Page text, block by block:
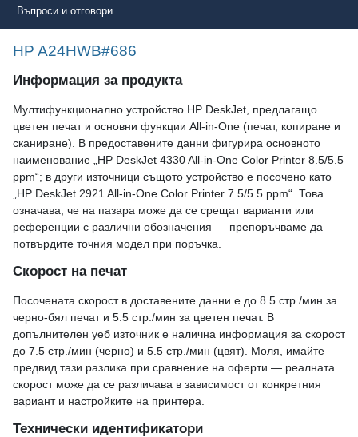
Въпроси и отговори
HP A24HWB#686
Информация за продукта
Мултифункционално устройство HP DeskJet, предлагащо
цветен печат и основни функции All‑in‑One (печат, копиране и
сканиране). В предоставените данни фигурира основното
наименование „HP DeskJet 4330 All-in-One Color Printer 8.5/5.5
ppm“; в други източници същото устройство е посочено като
„HP DeskJet 2921 All-in-One Color Printer 7.5/5.5 ppm“. Това
означава, че на пазара може да се срещат варианти или
референции с различни обозначения — препоръчваме да
потвърдите точния модел при поръчка.
Скорост на печат
Посочената скорост в доставените данни е до 8.5 стр./мин за
черно-бял печат и 5.5 стр./мин за цветен печат. В
допълнителен уеб източник е налична информация за скорост
до 7.5 стр./мин (черно) и 5.5 стр./мин (цвят). Моля, имайте
предвид тази разлика при сравнение на оферти — реалната
скорост може да се различава в зависимост от конкретния
вариант и настройките на принтера.
Технически идентификатори